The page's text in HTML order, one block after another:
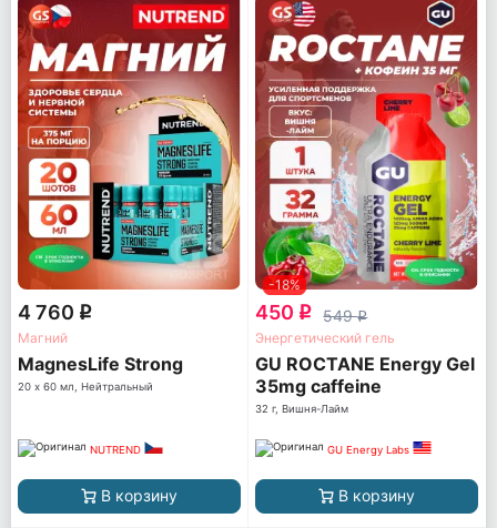
4 760 q
Магний
MagnesLife Strong
20 х 60 мл, Нейтральный
NUTREND
В корзину
-18%
450 q 549q
Энергетический гель
GU ROCTANE Energy Gel
35mg caffeine
32 г, Вишня-Лайм
GU Energy Labs
В корзину